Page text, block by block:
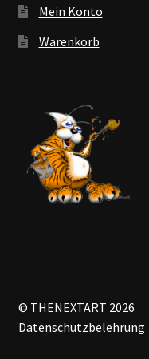
Mein Konto
Warenkorb
© THENEXTART 2026
Datenschutzbelehrung